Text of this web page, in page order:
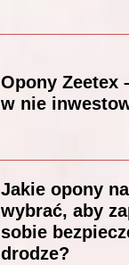
Opony Zeetex
w nie
Jakie opony
wybrać, aby
sobie
drodze?